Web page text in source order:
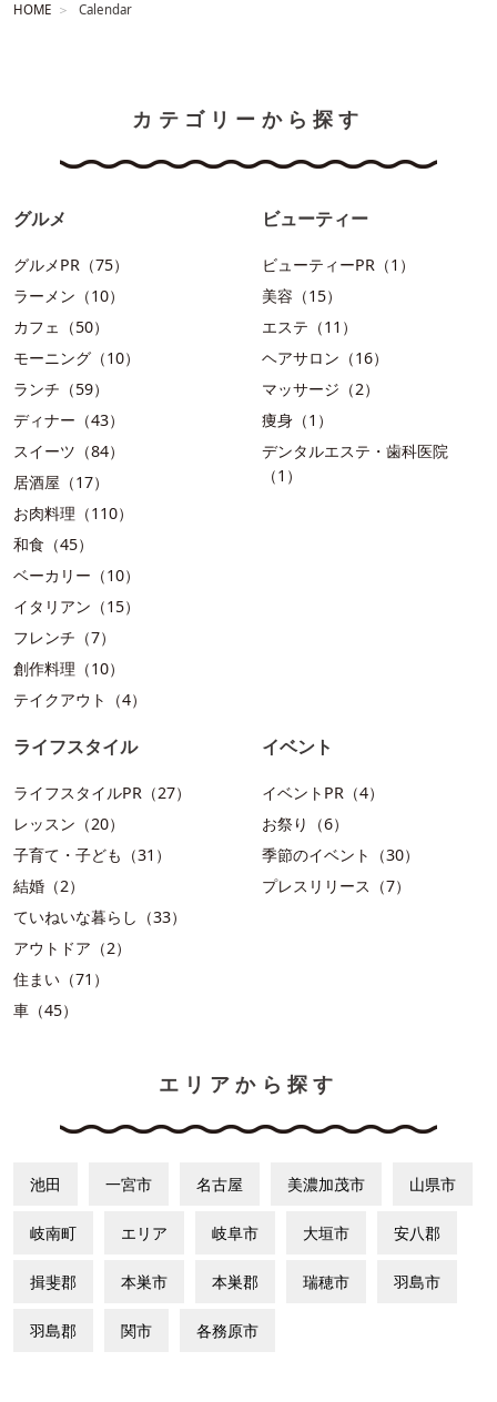
HOME Calendar
カテゴリーから探す
グルメ
グルメPR（75）
ラーメン（10）
カフェ（50）
モーニング（10）
ランチ（59）
ディナー（43）
スイーツ（84）
居酒屋（17）
お肉料理（110）
和食（45）
ベーカリー（10）
イタリアン（15）
フレンチ（7）
創作料理（10）
テイクアウト（4）
ビューティー
ビューティーPR（1）
美容（15）
エステ（11）
ヘアサロン（16）
マッサージ（2）
痩身（1）
デンタルエステ・歯科医院
（1）
ライフスタイル
ライフスタイルPR（27）
レッスン（20）
子育て・子ども（31）
結婚（2）
ていねいな暮らし（33）
アウトドア（2）
住まい（71）
車（45）
イベント
イベントPR（4）
お祭り（6）
季節のイベント（30）
プレスリリース（7）
エリアから探す
池田 一宮市 名古屋 美濃加茂市 山県市
岐南町 エリア 岐阜市 大垣市 安八郡
揖斐郡 本巣市 本巣郡 瑞穂市 羽島市
羽島郡 関市 各務原市